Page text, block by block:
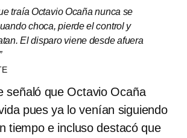
traía Octavio Ocaña nunca se
choca, pierde el control y
El disparo viene desde afuera
señaló que Octavio Ocaña
pues ya lo venían siguiendo
tiempo e incluso destacó que